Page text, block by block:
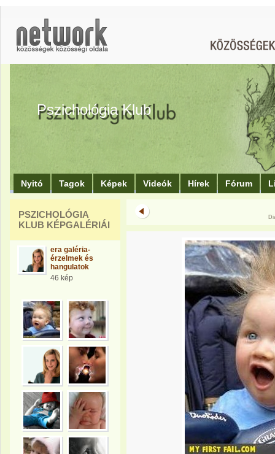
Pszichológia Klub
Nyitó Tagok Képek Videók Hírek Fórum
PSZICHOLÓGIA
KLUB KÉPGALÉRIÁI
era galéria-
érzelmek és
hangulatok
46 kép